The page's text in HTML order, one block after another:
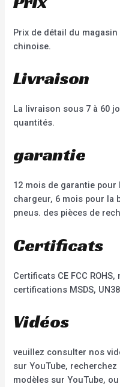
Prix de détail du
chinoise.
Livraison
La livraison sous 7 à 60
quantités.
garantie
12 mois de garantie
chargeur, 6 mois pour la
pneus. des pièces de
Certificats
Certificats CE FCC
certifications MSDS,
Vidéos
veuillez consulter nos
sur YouTube,
modèles sur YouTube,